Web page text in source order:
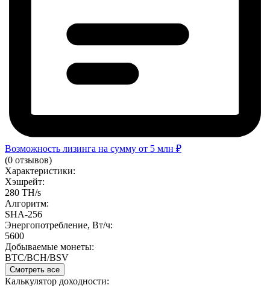
Возможность лизинга на сумму от 5 млн ₽
(0 отзывов)
Характеристики:
Хэшрейт:
280 TH/s
Алгоритм:
SHA-256
Энергопотребление, Вт/ч:
5600
Добываемые монеты:
BTC/BCH/BSV
Смотреть все
Калькулятор доходности: